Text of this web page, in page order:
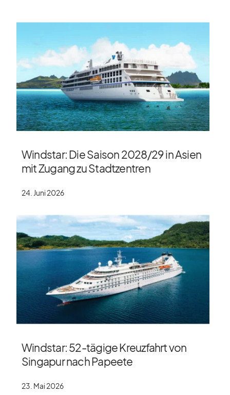
Windstar: Die Saison 2028/​29 in Asien
mit Zugang zu Stadtzentren
24. Juni 2026
Windstar: 52-tägige Kreuzfahrt von
Singapur nach Papeete
23. Mai 2026